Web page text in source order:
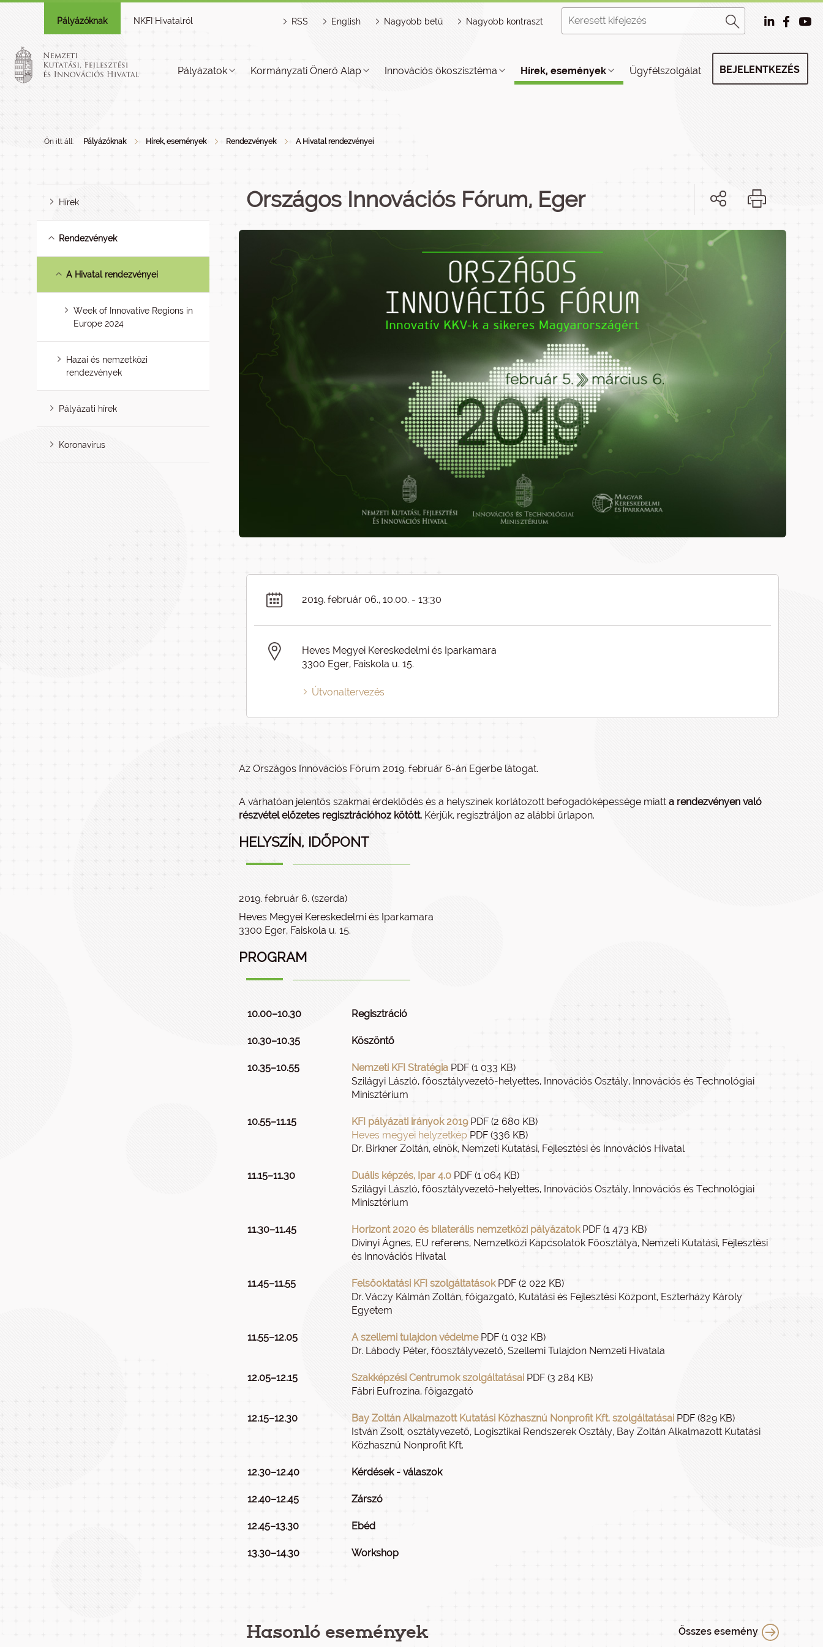
Pályázóknak NKFI Hivatalról RSS English Nagyobb betű Nagyobb kontraszt
Pályázatok Kormányzati Önerő Alap Innovációs ökoszisztéma Hírek, események Ügyfélszolgálat BEJELENTKEZÉS
Ön itt áll: Pályázóknak Hírek, események Rendezvények A Hivatal rendezvényei
Hírek
Rendezvények
A Hivatal rendezvényei
Week of Innovative Regions in
Europe 2024
Hazai és nemzetközi
rendezvények
Pályázati hírek
Koronavírus
Országos Innovációs Fórum, Eger
2019. február 06., 10.00. - 13:30
Heves Megyei Kereskedelmi és Iparkamara
3300 Eger, Faiskola u. 15.
Útvonaltervezés
Az Országos Innovációs Fórum 2019. február 6-án Egerbe látogat.
A várhatóan jelentős szakmai érdeklődés és a helyszínek korlátozott befogadóképessége miatt a rendezvényen való
részvétel előzetes regisztrációhoz kötött. Kérjük, regisztráljon az alábbi űrlapon.
HELYSZÍN, IDŐPONT
2019. február 6. (szerda)
Heves Megyei Kereskedelmi és Iparkamara
3300 Eger, Faiskola u. 15.
PROGRAM
10.00–10.30 Regisztráció
10.30–10.35 Köszöntő
10.35–10.55 Nemzeti KFI Stratégia PDF (1 033 KB)
Szilágyi László, főosztályvezető-helyettes, Innovációs Osztály, Innovációs és Technológiai
Minisztérium
10.55–11.15 KFI pályázati irányok 2019PDF (2 680 KB)
Heves megyei helyzetkép PDF (336 KB)
Dr. Birkner Zoltán, elnök, Nemzeti Kutatási, Fejlesztési és Innovációs Hivatal
11.15–11.30 Duális képzés, Ipar 4.0 PDF (1 064 KB)
Szilágyi László, főosztályvezető-helyettes, Innovációs Osztály, Innovációs és Technológiai
Minisztérium
11.30–11.45 Horizont 2020 és bilaterális nemzetközi pályázatokPDF (1 473 KB)
Divinyi Ágnes, EU referens, Nemzetközi Kapcsolatok Főosztálya, Nemzeti Kutatási, Fejlesztési
és Innovációs Hivatal
11.45–11.55 Felsőoktatási KFI szolgáltatásokPDF (2 022 KB)
Dr. Váczy Kálmán Zoltán, főigazgató, Kutatási és Fejlesztési Központ, Eszterházy Károly
Egyetem
11.55–12.05 A szellemi tulajdon védelmePDF (1 032 KB)
Dr. Lábody Péter, főosztályvezető, Szellemi Tulajdon Nemzeti Hivatala
12.05–12.15 Szakképzési Centrumok szolgáltatásai PDF (3 284 KB)
Fábri Eufrozina, főigazgató
12.15–12.30 Bay Zoltán Alkalmazott Kutatási Közhasznú Nonprofit Kft. szolgáltatásai PDF (829 KB)
István Zsolt, osztályvezető, Logisztikai Rendszerek Osztály, Bay Zoltán Alkalmazott Kutatási
Közhasznú Nonprofit Kft.
12.30–12.40 Kérdések - válaszok
12.40–12.45 Zárszó
12.45–13.30 Ebéd
13.30–14.30 Workshop
Hasonló események Összes esemény